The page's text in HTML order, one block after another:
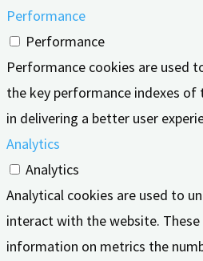
Performance
Performance
Performance cookies are used
the key performance indexes of
in delivering a better user
Analytics
Analytics
Analytical cookies are used to
interact with the website.
information on metrics the